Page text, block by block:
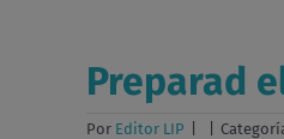
Preparad
Por Editor LIP